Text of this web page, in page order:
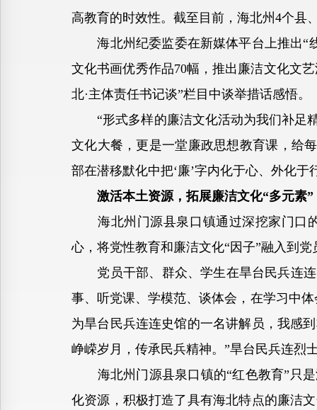
高教育的时效性。截至目前，海北州4个县
海北州纪委监委在新媒体平台上推出“线
文化书画优秀作品70幅，推出廉洁文化文
北·主体责任书记谈”栏目中谈举措话感悟。
“形式多样的廉洁文化活动为我们补足精
文化大餐，更是一堂廉政思想教育课，给
部在潜移默化中把‘廉’字内化于心、外化
激活本土资源，拓展廉洁文化“多元素”
海北州门源县泉口镇通过深挖家门口的
心，将党性教育和廉洁文化“因子”融入到
党员干部、群众、学生在旱台民兵连连
事、听党课、学模范、谈体会，在学习中
为旱台民兵连连史馆的一名讲解员，我感
峥嵘岁月，传承民兵精神。”旱台民兵连烈
海北州门源县泉口镇的“红色教育”只是
化资源，积极打造了具有海北特点的廉洁